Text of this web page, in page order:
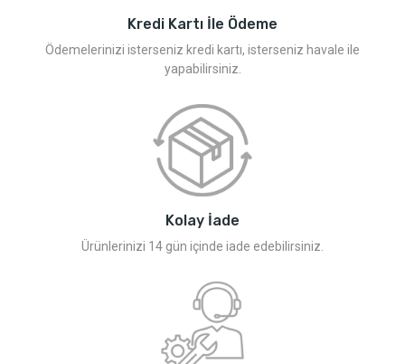
Kredi Kartı İle Ödeme
Ödemelerinizi isterseniz kredi kartı, isterseniz havale ile
yapabilirsiniz.
Kolay İade
Ürünlerinizi 14 gün içinde iade edebilirsiniz.